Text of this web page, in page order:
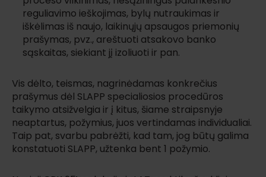
reguliavimo ieškojimas, bylų nutraukimas ir
iškėlimas iš naujo, laikinųjų apsaugos priemonių
prašymas, pvz., areštuoti atsakovo banko
sąskaitas, siekiant jį izoliuoti ir pan.
Vis dėlto, teismas, nagrinėdamas konkrečius
prašymus dėl SLAPP specialiosios procedūros
taikymo atsižvelgia ir į kitus, šiame straipsnyje
neaptartus, požymius, juos vertindamas individualiai.
Taip pat, svarbu pabrėžti, kad tam, jog būtų galima
konstatuoti SLAPP, užtenka bent 1 požymio.